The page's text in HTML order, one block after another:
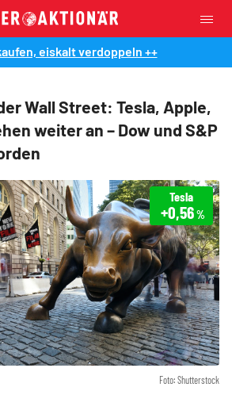
eiskalt verdoppeln ++
Wall Street: Tesla, Apple,
weiter an – Dow und S&P
Foto: Shutterstock
Tesla
+0,56%